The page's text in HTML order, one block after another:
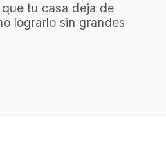
tu casa deja de
lograrlo sin grandes